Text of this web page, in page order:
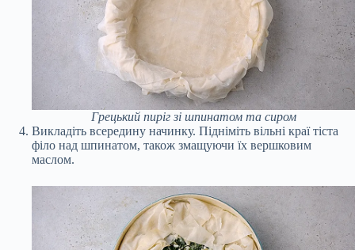
Грецький пиріг зі шпинатом та сиром
Викладіть всередину начинку. Підніміть вільні краї тіста
філо над шпинатом, також змащуючи їх вершковим
маслом.